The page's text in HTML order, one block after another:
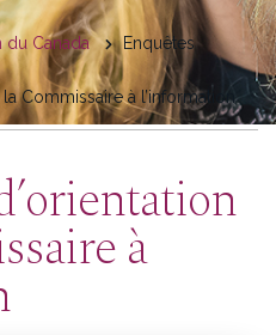
du Canada Enquêtes
Commissaire à l’information
à